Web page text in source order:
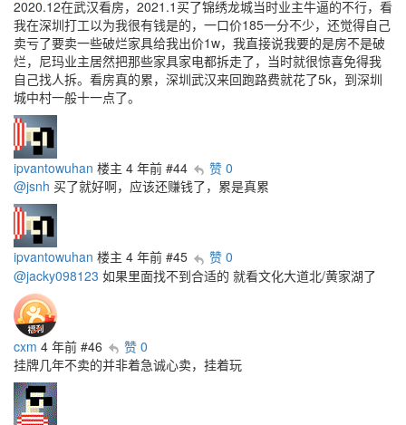
2020.12在武汉看房，2021.1买了锦绣龙城当时业主牛逼的不行，看
我在深圳打工以为我很有钱是的，一口价185一分不少，还觉得自己
卖亏了要卖一些破烂家具给我出价1w，我直接说我要的是房不是破
烂，尼玛业主居然把那些家具家电都拆走了，当时就很惊喜免得我
自己找人拆。看房真的累，深圳武汉来回跑路费就花了5k，到深圳
城中村一般十一点了。
ipvantowuhan 楼主 4 年前 #44
赞 0
@jsnh 买了就好啊，应该还赚钱了，累是真累
ipvantowuhan 楼主 4 年前 #45
赞 0
@jacky098123 如果里面找不到合适的 就看文化大道北/黄家湖了
cxm 4 年前 #46
赞 0
挂牌几年不卖的并非着急诚心卖，挂着玩